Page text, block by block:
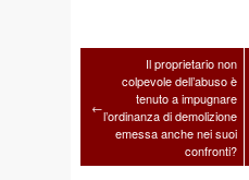
←
Il proprietario non
colpevole dell’abuso è
tenuto a impugnare
l’ordinanza di demolizione
emessa anche nei suoi
confronti?